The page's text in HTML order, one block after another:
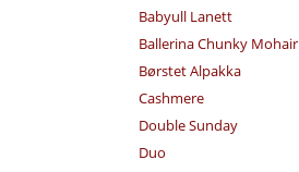
Babyull Lanett
Ballerina Chunky Mohair
Børstet Alpakka
Cashmere
Double Sunday
Duo